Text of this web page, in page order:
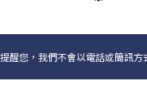
提醒您，我們不會以電話或簡訊方